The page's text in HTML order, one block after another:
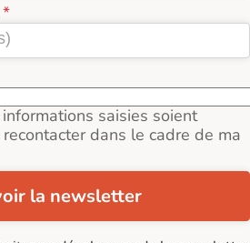
saisies soient
dans le cadre de ma
la newsletter